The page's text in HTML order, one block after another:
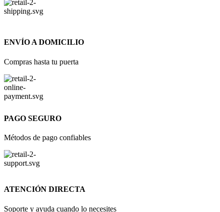
ENVÍO A DOMICILIO
Compras hasta tu puerta
PAGO SEGURO
Métodos de pago confiables
ATENCIÓN DIRECTA
Soporte y ayuda cuando lo necesites